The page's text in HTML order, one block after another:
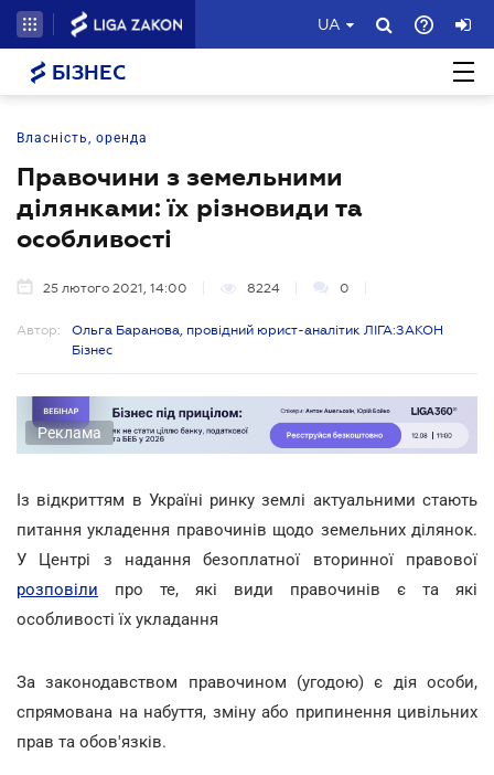
UA
БІЗНЕС
Власність, оренда
Правочини з земельними
ділянками: їх різновиди та
особливості
25 лютого 2021, 14:00 8224 0
Автор:
Ольга Баранова, провідний юрист-аналітик ЛІГА:ЗАКОН
Бізнес
Реклама
Із відкриттям в Україні ринку землі актуальними стають
питання укладення правочинів щодо земельних ділянок.
У Центрі з надання безоплатної вторинної правової
розповіли про те, які види правочинів є та які
особливості їх укладання
За законодавством правочином (угодою) є дія особи,
спрямована на набуття, зміну або припинення цивільних
прав та обов'язків.